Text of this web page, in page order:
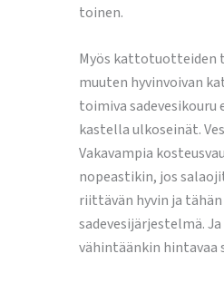
toinen.
Myös kattotuotteiden
muuten hyvinvoivan
toimiva
kastella ulkoseinät.
Vakavampia
nopeastikin, jos
riittävän hyvin ja
sadevesijärjestelmä.
vähintäänkin hintavaa